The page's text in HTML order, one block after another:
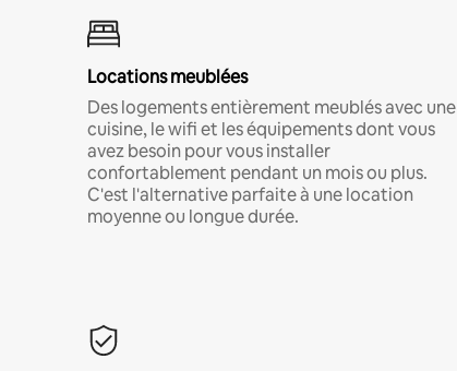
Locations meublées
Des logements entièrement meublés avec une
cuisine, le wifi et les équipements dont vous
avez besoin pour vous installer
confortablement pendant un mois ou plus.
C'est l'alternative parfaite à une location
moyenne ou longue durée.